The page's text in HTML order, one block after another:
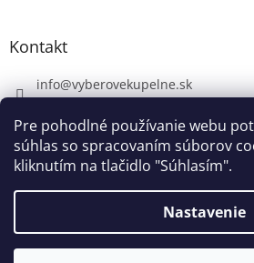
Pre pohodlné používanie webu
súhlas so spracovaním súborov
kliknutím na tlačidlo "Súhlasím".
Nastavenie
V piatok 7. 8. máme firemnú dovolenku. V
Kontakt
info@vyberovekupelne.sk
https://www.facebook.com/
Vytvoril